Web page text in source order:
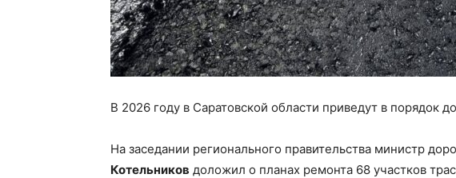
В 2026 году в Саратовской области приведут в порядок
На заседании регионального правительства министр
Котельников доложил о планах ремонта 68 участков